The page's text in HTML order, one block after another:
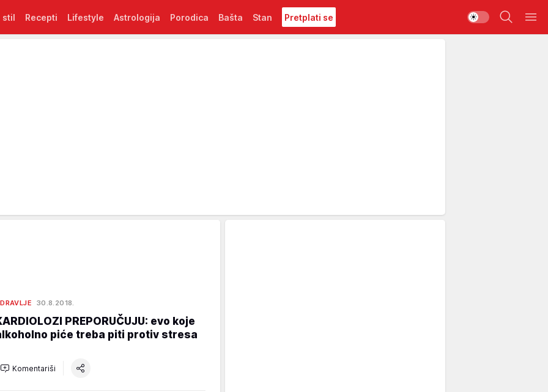
stil Recepti Lifestyle Astrologija Porodica Bašta Stan Pretplati se
30.8.2018.
PREPORUČUJU: evo koje
piće treba piti protiv stresa
Komentariši